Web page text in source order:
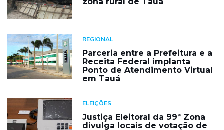
REGIONAL
Parceria entre a Prefeitura e a
Receita Federal implanta
Ponto de Atendimento Virtual
em Tauá
ELEIÇÕES
Justiça Eleitoral da 99ª Zona
divulga locais de votação de